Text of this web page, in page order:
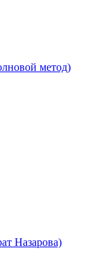
метод)
Назарова)